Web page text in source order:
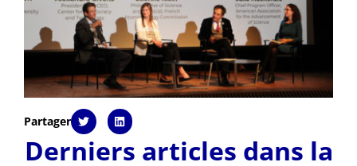
Partager
Derniers articles dans la